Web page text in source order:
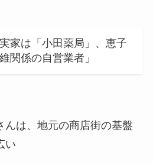
家は「小田薬局」、恵子
関係の自営業者」
んは、地元の商店街の基盤
い